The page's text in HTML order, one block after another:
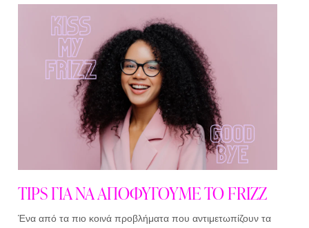
TIPS ΓΙΑ ΝΑ ΑΠΟΦΥΓΟΥΜΕ ΤΟ FRIZZ
Ένα από τα πιο κοινά προβλήματα που αντιμετωπίζουν τα